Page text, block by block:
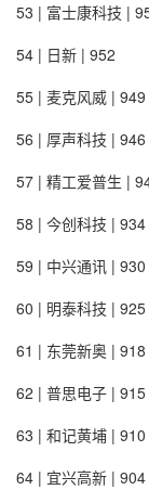
53 | 富士康科技 |
54 | 日新 | 952
55 | 麦克风威 | 949
56 | 厚声科技 | 946
57 | 精工爱普生 |
58 | 今创科技 | 934
59 | 中兴通讯 | 930
60 | 明泰科技 | 925
61 | 东莞新奥 | 918
62 | 普思电子 | 915
63 | 和记黄埔 | 910
64 | 宜兴高新 | 904